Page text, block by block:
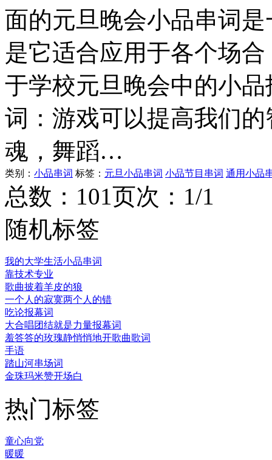
面的元旦晚会小品串词
是它适合应用于各个场
于学校元旦晚会中的小
词：游戏可以提高我们
魂，舞蹈…
类别： 小品串词 标签： 元旦小品串词 小品节目串词 通用小品
总数：101页次：1/1
随机标签
我的大学生活小品串词
靠技术专业
歌曲披着羊皮的狼
一个人的寂寞两个人的错
吃论报幕词
大合唱团结就是力量报幕词
羞答答的玫瑰静悄悄地开歌曲歌词
手语
踏山河串场词
金珠玛米赞开场白
热门标签
童心向党
暖暖